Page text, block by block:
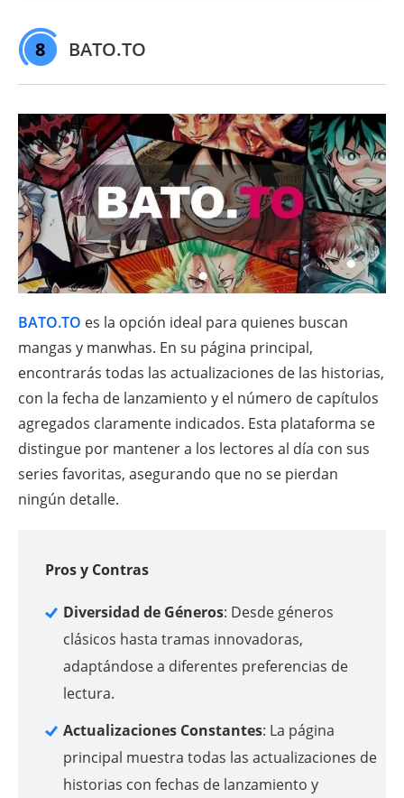
8 BATO.TO
BATO.TO es la opción ideal para quienes buscan
mangas y manwhas. En su página principal,
encontrarás todas las actualizaciones de las historias,
con la fecha de lanzamiento y el número de capítulos
agregados claramente indicados. Esta plataforma se
distingue por mantener a los lectores al día con sus
series favoritas, asegurando que no se pierdan
ningún detalle.
Pros y Contras
Diversidad de Géneros: Desde géneros
clásicos hasta tramas innovadoras,
adaptándose a diferentes preferencias de
lectura.
Actualizaciones Constantes: La página
principal muestra todas las actualizaciones de
historias con fechas de lanzamiento y